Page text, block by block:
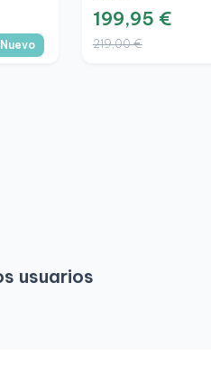
Nuevo
199,95 €
219,00 €
usuarios